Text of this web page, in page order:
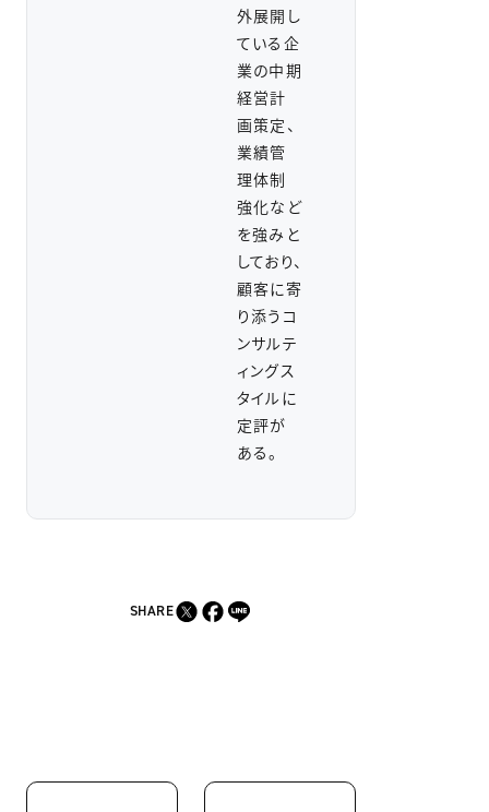
外展開し
ている企
業の中期
経営計
画策定、
業績管
理体制
強化など
を強みと
しており、
顧客に寄
り添うコ
ンサルテ
ィングス
タイルに
定評が
ある。
SHARE